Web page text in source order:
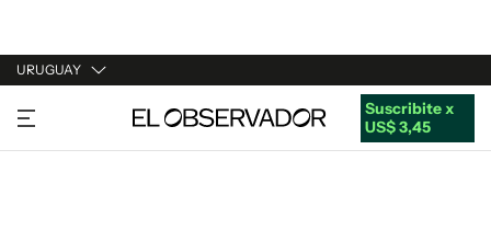
URUGUAY
URUGUAY
ARGENTINA
Suscribite x
US$ 3,45